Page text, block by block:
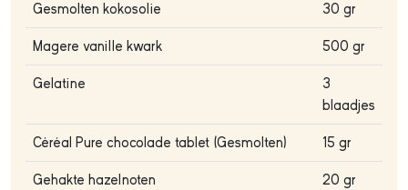
Gesmolten kokosolie 30 gr
Magere vanille kwark 500 gr
Gelatine
3
blaadjes
Céréal Pure chocolade tablet (Gesmolten) 15 gr
Gehakte hazelnoten 20 gr